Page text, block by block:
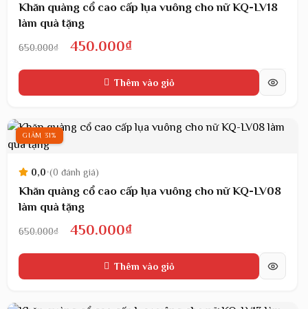
Khăn quàng cổ cao cấp lụa vuông cho nữ KQ-LV18
làm quà tặng
650.000₫
Giá
gốc
450.000₫Giá
hiện
tại
450.000₫.
Thêm vào giỏ
GIẢM 31%
0,0•(0 đánh giá)
Khăn quàng cổ cao cấp lụa vuông cho nữ KQ-LV08
làm quà tặng
650.000₫
Giá
gốc
450.000₫Giá
hiện
tại
Thêm vào giỏ